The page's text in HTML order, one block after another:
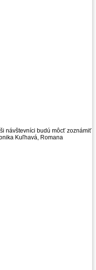
návštevníci budú môcť zoznámiť
Kuľhavá, Romana